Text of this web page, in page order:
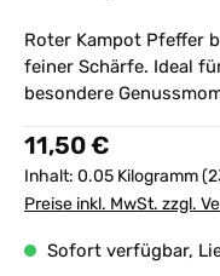
Roter Kampot Pfeffer
feiner Schärfe. Ideal
besondere
Regulärer Preis:
11,50 €
Inhalt: 0.05 Kilogramm
Preise inkl. MwSt. zzgl.
Sofort verfügbar,